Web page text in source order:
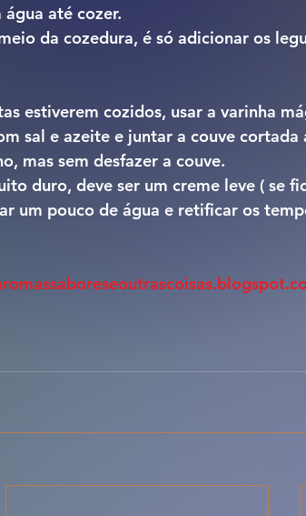
até cozer.
da cozedura, é só adicionar os
estiverem cozidos, usar a varinha
sal e azeite e juntar a couve cortada
mas sem desfazer a couve.
duro, deve ser um creme leve ( se
um pouco de água e retificar os